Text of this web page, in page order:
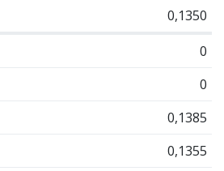
0,1350
0
0
0,1385
0,1355